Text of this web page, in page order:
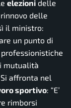
elezioni delle
delle
il ministro:
un punto di
mutualità
Si affronta nel
sportivo: “E’
rimborsi